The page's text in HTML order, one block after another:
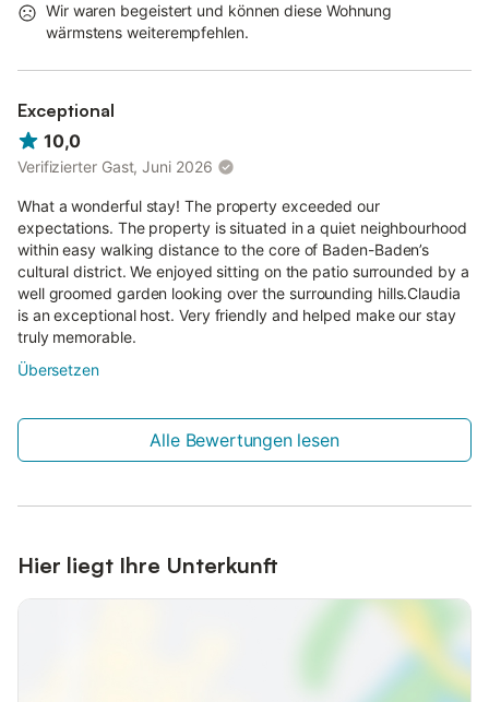
Wir waren begeistert und können diese Wohnung
wärmstens weiterempfehlen.
Exceptional
10,0
Verifizierter Gast, Juni 2026
What a wonderful stay! The property exceeded our
expectations. The property is situated in a quiet neighbourhood
within easy walking distance to the core of Baden-Baden’s
cultural district. We enjoyed sitting on the patio surrounded by a
well groomed garden looking over the surrounding hills.Claudia
is an exceptional host. Very friendly and helped make our stay
truly memorable.
Übersetzen
Alle Bewertungen lesen
Hier liegt Ihre Unterkunft